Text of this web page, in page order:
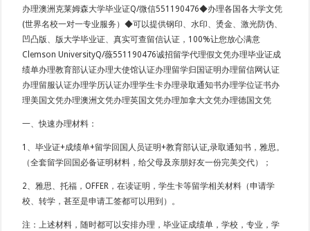
办理澳洲克莱姆森大学毕业证Q/微信551190476◆办理各国各大学文凭
(世界名校一对一专业服务）◆可以提供钢印、水印、烫金、激光防伪、
凹凸版、版大学毕业证、真实可查留信认证，100%让您放心满意
Clemson UniversityQ/薇551190476诚招留学代理假文凭办理毕业证成
绩单办理教育部认证办理大使馆认证办理留学归国证明办理留信网认证
办理留服认证办理学历认证办理学生卡办理录取通知书办理学位证书办
理美国文凭办理澳洲文凭办理英国文凭办理加拿大文凭办理德国文凭
一、快速办理材料：
1、毕业证+成绩单+留学回国人员证明+教育部认证,录取通知书，雅思。
（全套留学回国必备证明材料，给父母及亲朋好友一份完美交代）；
2、雅思、托福，OFFER，在读证明，学生卡等留学相关材料（申请学
校、转学，甚至是申请工签都可以用到）。
注：上述材料，随时都可以安排办理，毕业证成绩单，学校，专业，学